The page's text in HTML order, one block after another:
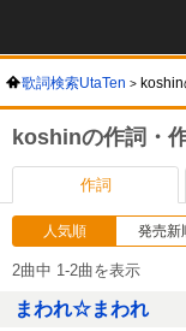
歌詞検索UtaTen
koshinの作詞・
作詞
人気順 発売新
2曲中 1-2曲を表示
まわれ☆まわれ